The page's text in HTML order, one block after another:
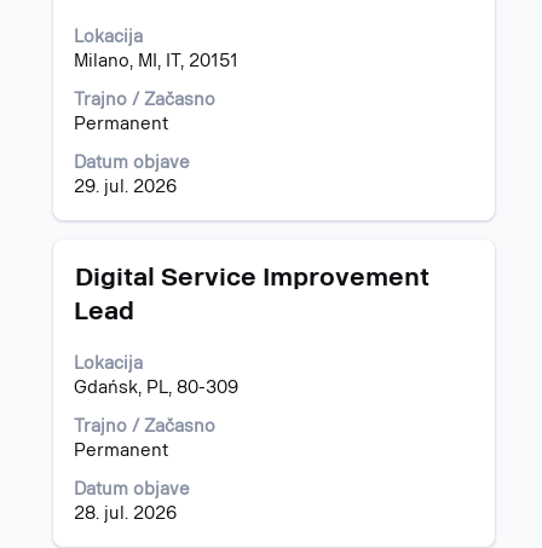
Lokacija
Milano, MI, IT, 20151
Trajno / Začasno
Permanent
Datum objave
29. jul. 2026
preslednico,
da
celotno
vsebino
o
delovnem
mestu.
Naziv
Digital Service Improvement
Lead
Lokacija
Gdańsk, PL, 80-309
Trajno / Začasno
Permanent
Datum objave
28. jul. 2026
Izberite
preslednico,
vidite
celotno
vsebino
podatkov
delovnem
mestu.